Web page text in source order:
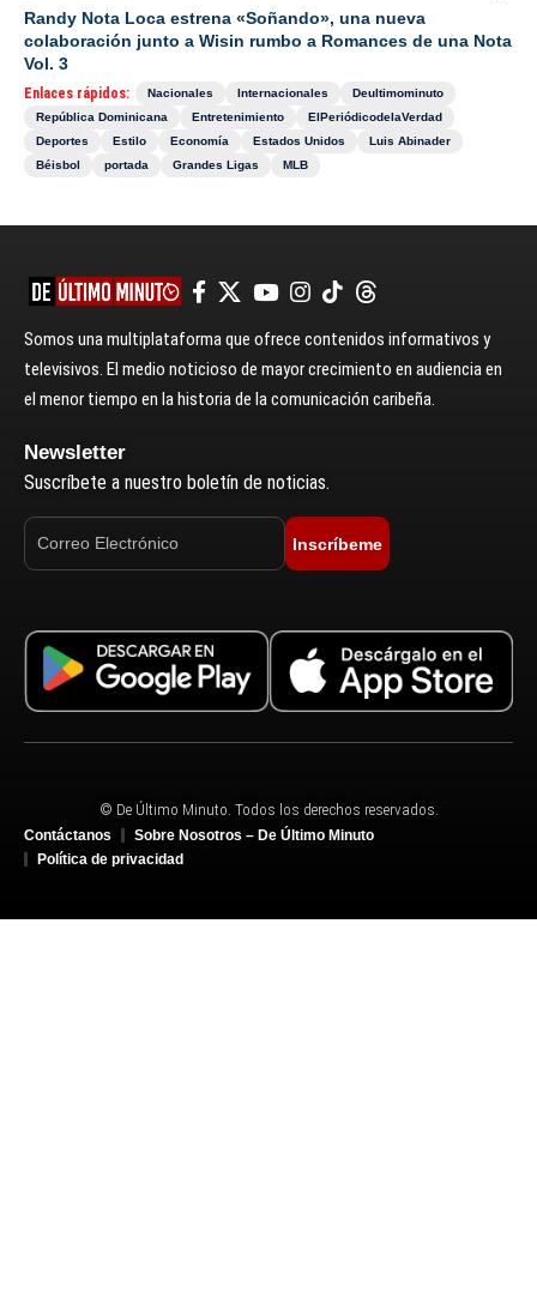
Randy Nota Loca estrena «Soñando», una nueva
colaboración junto a Wisin rumbo a Romances de una Nota
Vol. 3
Enlaces rápidos: Nacionales Internacionales
Deultimominuto
República Dominicana
Entretenimiento
ElPeriódicodelaVerdad
Deportes
Estilo Economía Estados Unidos
Luis Abinader
Béisbol
portada Grandes Ligas MLB
Somos una multiplataforma que ofrece contenidos informativos y
televisivos. El medio noticioso de mayor crecimiento en audiencia en
el menor tiempo en la historia de la comunicación caribeña.
Newsletter
Suscríbete a nuestro boletín de noticias.
Inscríbeme
© De Último Minuto. Todos los derechos reservados.
Contáctanos
Sobre Nosotros – De Último Minuto
Política de privacidad